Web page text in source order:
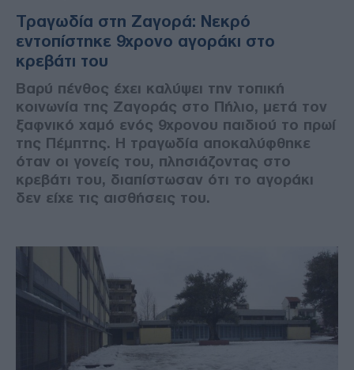
Τραγωδία στη Ζαγορά: Νεκρό
εντοπίστηκε 9χρονο αγοράκι στο
κρεβάτι του
Βαρύ πένθος έχει καλύψει την τοπική
κοινωνία της Ζαγοράς στο Πήλιο, μετά τον
ξαφνικό χαμό ενός 9χρονου παιδιού το πρωί
της Πέμπτης. Η τραγωδία αποκαλύφθηκε
όταν οι γονείς του, πλησιάζοντας στο
κρεβάτι του, διαπίστωσαν ότι το αγοράκι
δεν είχε τις αισθήσεις του.